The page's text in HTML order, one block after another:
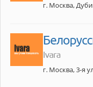
г. Москва,
Ivara
г. Москва, 3-я